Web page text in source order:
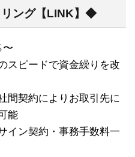
ング【LINK】◆
〜
スピードで資金繰りを改
間契約によりお取引先に
能
イン契約・事務手数料一